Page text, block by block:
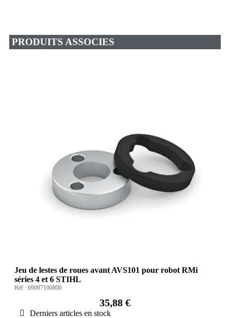
PRODUITS ASSOCIES
Jeu de lestes de roues avant AVS101 pour robot RMi
séries 4 et 6 STIHL
Réf : 69097100800
35,88 €
Derniers articles en stock